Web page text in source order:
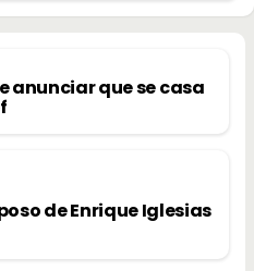
anunciar que se casa
de Enrique Iglesias